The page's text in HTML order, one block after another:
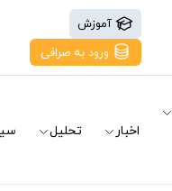
آموزش
ورود به صرافی
اخبار تحلیل